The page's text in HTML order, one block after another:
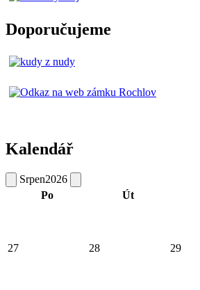
Doporučujeme
Kalendář
Srpen2026
Po
Út
27 28 29